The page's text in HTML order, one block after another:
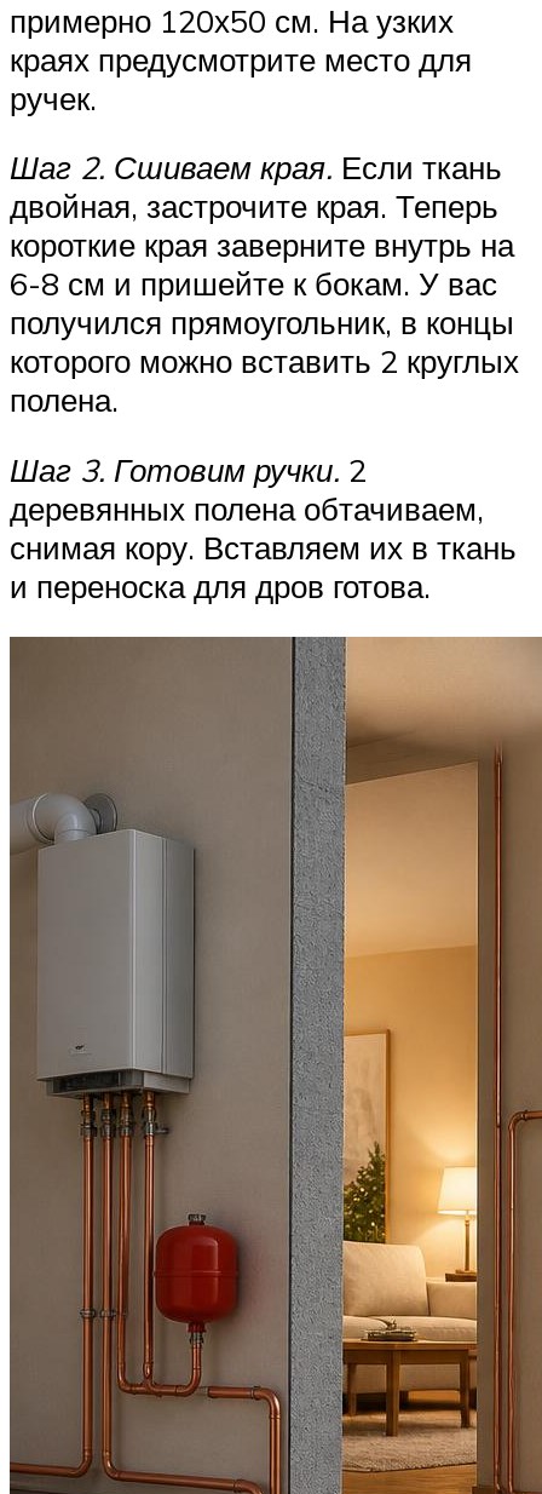
примерно 120х50 см. На узких
краях предусмотрите место для
ручек.
Шаг 2. Сшиваем края. Если ткань
двойная, застрочите края. Теперь
короткие края заверните внутрь на
6-8 см и пришейте к бокам. У вас
получился прямоугольник, в концы
которого можно вставить 2 круглых
полена.
Шаг 3. Готовим ручки. 2
деревянных полена обтачиваем,
снимая кору. Вставляем их в ткань
и переноска для дров готова.